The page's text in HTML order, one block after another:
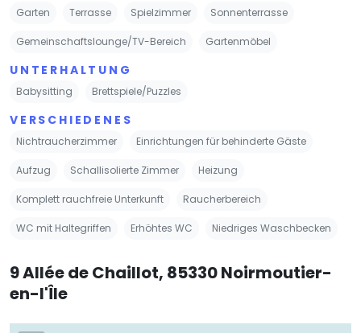
Garten Terrasse Spielzimmer Sonnenterrasse
Gemeinschaftslounge/TV-Bereich Gartenmöbel
UNTERHALTUNG
Babysitting Brettspiele/Puzzles
VERSCHIEDENES
Nichtraucherzimmer Einrichtungen für behinderte Gäste
Aufzug Schallisolierte Zimmer Heizung
Komplett rauchfreie Unterkunft Raucherbereich
WC mit Haltegriffen Erhöhtes WC Niedriges Waschbecken
9 Allée de Chaillot, 85330 Noirmoutier-
en-l'Île